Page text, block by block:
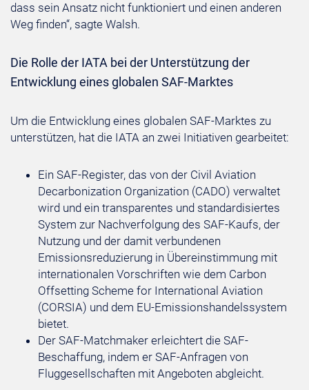
dass sein Ansatz nicht funktioniert und einen anderen
Weg finden“, sagte Walsh.
Die Rolle der IATA bei der Unterstützung der
Entwicklung eines globalen SAF-Marktes
Um die Entwicklung eines globalen SAF-Marktes zu
unterstützen, hat die IATA an zwei Initiativen gearbeitet:
Ein SAF-Register, das von der Civil Aviation
Decarbonization Organization (CADO) verwaltet
wird und ein transparentes und standardisiertes
System zur Nachverfolgung des SAF-Kaufs, der
Nutzung und der damit verbundenen
Emissionsreduzierung in Übereinstimmung mit
internationalen Vorschriften wie dem Carbon
Offsetting Scheme for International Aviation
(CORSIA) und dem EU-Emissionshandelssystem
bietet.
Der SAF-Matchmaker erleichtert die SAF-
Beschaffung, indem er SAF-Anfragen von
Fluggesellschaften mit Angeboten abgleicht.